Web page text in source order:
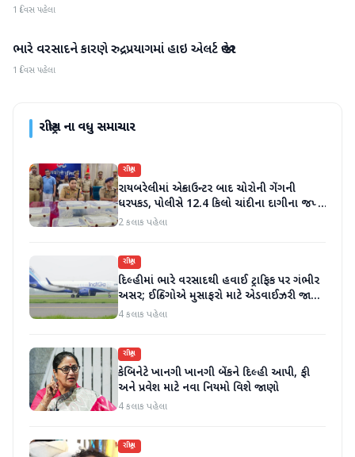
1 દિવસ પહેલા
રાષ્ટ્રીય
ભારે વરસાદને કારણે રુદ્રપ્રયાગમાં હાઇ એલર્ટ જાહેર
1 દિવસ પહેલા
રાષ્ટ્રીયના વધુ સમાચાર
રાષ્ટ્રીય
રાયબરેલીમાં એન્કાઉન્ટર બાદ ચોરોની ગેંગની
ધરપકડ, પોલીસે 12.4 કિલો ચાંદીના દાગીના જપ્ત
કર્યા
2 કલાક પહેલા
રાષ્ટ્રીય
દિલ્હીમાં ભારે વરસાદથી હવાઈ ટ્રાફિક પર ગંભીર
અસર; ઈન્ડિગોએ મુસાફરો માટે એડવાઈઝરી જાહેર
કરી
4 કલાક પહેલા
રાષ્ટ્રીય
કેબિનેટે ખાનગી ખાનગી બેંકને દિલ્હી આપી, ફી
અને પ્રવેશ માટે નવા નિયમો વિશે જાણો
4 કલાક પહેલા
રાષ્ટ્રીય